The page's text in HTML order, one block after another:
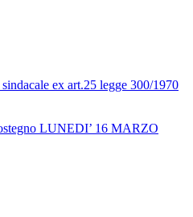
ex art.25 legge 300/1970
LUNEDI’ 16 MARZO